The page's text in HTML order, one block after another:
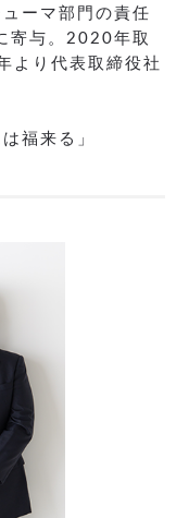
ーマ部門の責任
寄与。2020年取
より代表取締役社
福来る」